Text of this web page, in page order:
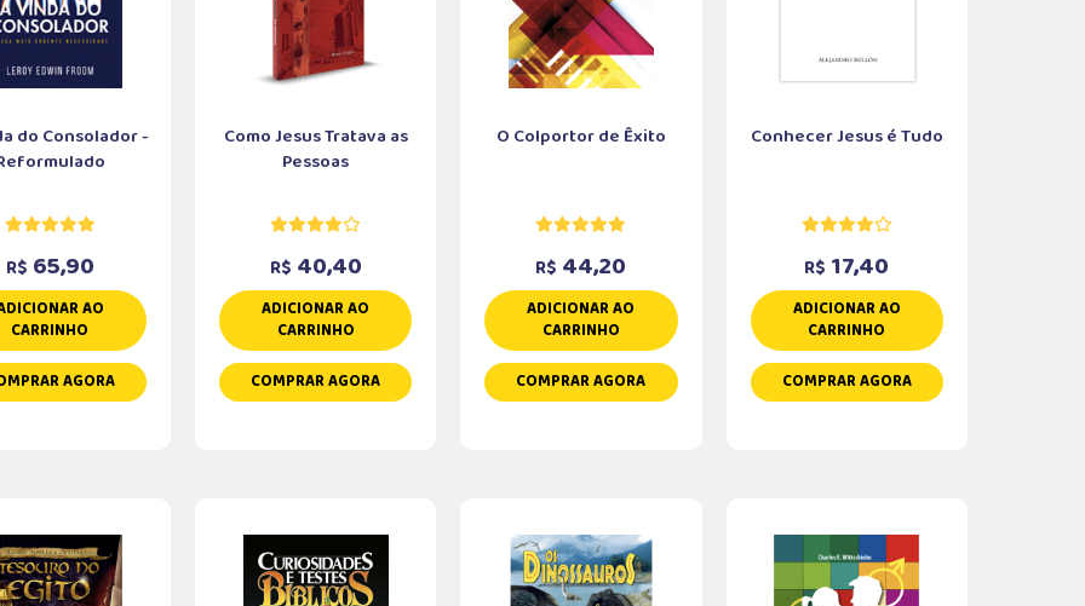
do Consolador -
R$ 65,90
AO
CARRINHO
AGORA
Como Jesus Tratava as
Pessoas
R$ 40,40
ADICIONAR AO
CARRINHO
COMPRAR AGORA
O Colportor de Êxito
R$ 44,20
ADICIONAR AO
CARRINHO
COMPRAR AGORA
Conhecer Jesus é Tudo
R$ 17,40
ADICIONAR AO
CARRINHO
COMPRAR AGORA